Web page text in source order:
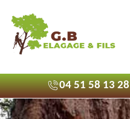
04 51 58 13 28